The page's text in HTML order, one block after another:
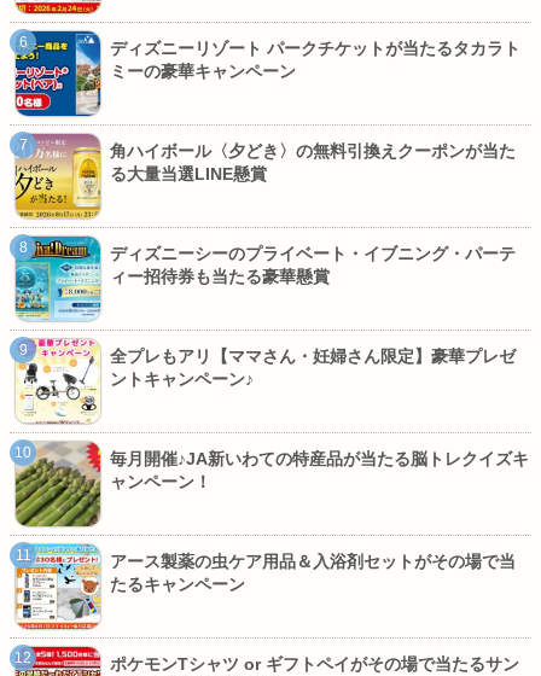
ディズニーリゾート パークチケットが当たるタカラト
ミーの豪華キャンペーン
角ハイボール〈夕どき〉の無料引換えクーポンが当た
る大量当選LINE懸賞
ディズニーシーのプライベート・イブニング・パーテ
ィー招待券も当たる豪華懸賞
全プレもアリ【ママさん・妊婦さん限定】豪華プレゼ
ントキャンペーン♪
毎月開催♪JA新いわての特産品が当たる脳トレクイズキ
ャンペーン！
アース製薬の虫ケア用品＆入浴剤セットがその場で当
たるキャンペーン
ポケモンTシャツ or ギフトペイがその場で当たるサン